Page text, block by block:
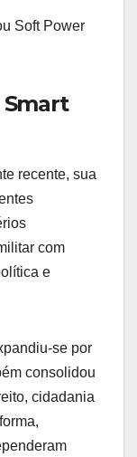
Soft Power
recente, sua
com
e
se por
consolidou
cidadania